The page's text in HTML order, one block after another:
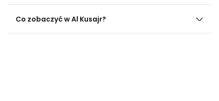
Co zobaczyć w Al Kusajr?